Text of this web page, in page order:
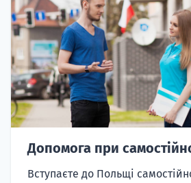
Допомога при
Вступаєте до Польщі